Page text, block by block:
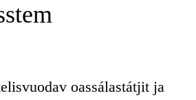
oassálastátjit ja